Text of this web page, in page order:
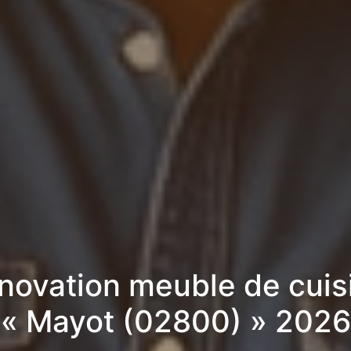
meuble de
« Mayot (02800) » 2026